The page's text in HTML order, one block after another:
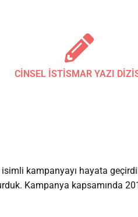
CİNSEL İSTİSMAR YAZI
isimli kampanyayı hayata
Kampanya kapsamında